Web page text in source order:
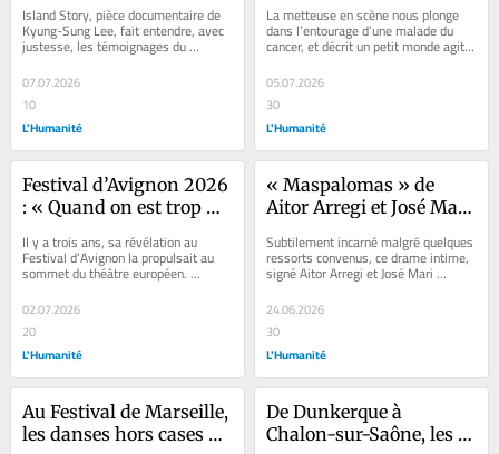
massacre oublié en
Corée
Island Story, pièce documentaire de
Kyung-Sung Lee, fait entendre, avec
justesse, les témoignages du
massacre du 3 avril 1948 sur l’île de
Jeju,...
07.07.2026
10
L'Humanité
paradoxal de la fin de
vie
La metteuse en scène nous plonge
dans l’entourage d’une malade du
cancer, et décrit un petit monde agité
par l’absence grandissante de la...
05.07.2026
30
L'Humanité
Festival d’Avignon 2026
: « Quand on est trop
un problème », estime
la dramaturge Carolina
Il y a trois ans, sa révélation au
Festival d’Avignon la propulsait au
sommet du théâtre européen.
L’autrice, comédienne et metteuse
en...
02.07.2026
20
L'Humanité
« Maspalomas » de
Aitor Arregi et José Mari
septuagénaire dans le
placard
Subtilement incarné malgré quelques
ressorts convenus, ce drame intime,
signé Aitor Arregi et José Mari
Goenaga, décrit l’arrivée d’un vieil...
24.06.2026
30
L'Humanité
Au Festival de Marseille,
les danses hors cases de
De Dunkerque à
Chalon-sur-Saône, les